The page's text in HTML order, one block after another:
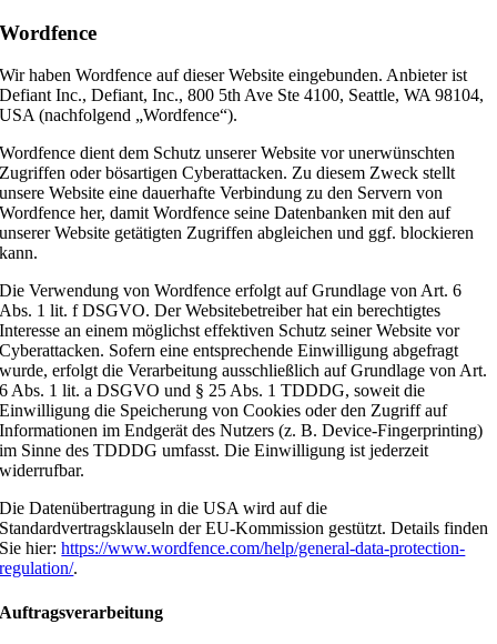
Wordfence
Wir haben Wordfence auf dieser Website eingebunden. Anbieter ist
Defiant Inc., Defiant, Inc., 800 5th Ave Ste 4100, Seattle, WA 98104,
USA (nachfolgend „Wordfence“).
Wordfence dient dem Schutz unserer Website vor unerwünschten
Zugriffen oder bösartigen Cyberattacken. Zu diesem Zweck stellt
unsere Website eine dauerhafte Verbindung zu den Servern von
Wordfence her, damit Wordfence seine Datenbanken mit den auf
unserer Website getätigten Zugriffen abgleichen und ggf. blockieren
kann.
Die Verwendung von Wordfence erfolgt auf Grundlage von Art. 6
Abs. 1 lit. f DSGVO. Der Websitebetreiber hat ein berechtigtes
Interesse an einem möglichst effektiven Schutz seiner Website vor
Cyberattacken. Sofern eine entsprechende Einwilligung abgefragt
wurde, erfolgt die Verarbeitung ausschließlich auf Grundlage von Art.
6 Abs. 1 lit. a DSGVO und § 25 Abs. 1 TDDDG, soweit die
Einwilligung die Speicherung von Cookies oder den Zugriff auf
Informationen im Endgerät des Nutzers (z. B. Device-Fingerprinting)
im Sinne des TDDDG umfasst. Die Einwilligung ist jederzeit
widerrufbar.
Die Datenübertragung in die USA wird auf die
Standardvertragsklauseln der EU-Kommission gestützt. Details finden
Sie hier:https://www.wordfence.com/help/general-data-protection-
regulation/.
Auftragsverarbeitung